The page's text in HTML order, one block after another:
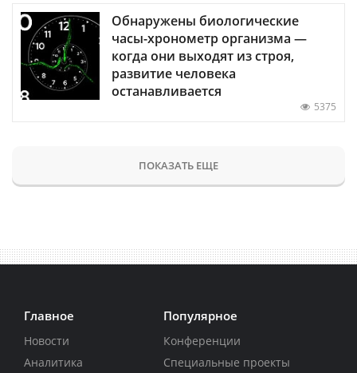
Обнаружены биологические
часы-хронометр организма —
когда они выходят из строя,
развитие человека
останавливается
5375
ПОКАЗАТЬ ЕЩЕ
Главное
Новости
Аналитика
Популярное
Конференции
Специальные проекты